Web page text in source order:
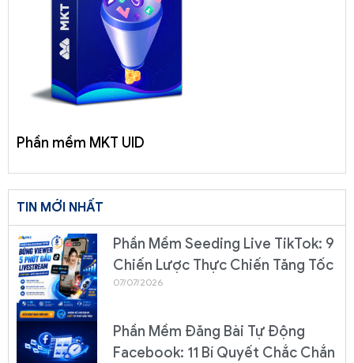
Phần mềm MKT UID
TIN MỚI NHẤT
Phần Mềm Seeding Live TikTok: 9
Chiến Lược Thực Chiến Tăng Tốc
07/07/2026
Phần Mềm Đăng Bài Tự Động
Facebook: 11 Bí Quyết Chắc Chắn